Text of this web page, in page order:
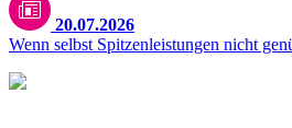
20.07.2026
Wenn selbst Spitzenleistungen nicht